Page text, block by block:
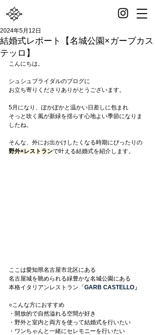
結婚式レポート【名城公園×ガーブカス
テッロ】
2024年5月12日
こんにちは。
シュシュブライダルのブログに
お立ち寄りくださりありがとうございます。
5月になり、ぽかぽかと温かい日差しに包まれ
そっと吹く風が新緑を揺らす心地よい季節になりま
したね。
そんな、外にお出かけしたくなる時期にぴったりの
野外×レストランで叶える結婚式を紹介します。
ここは愛知県名古屋市北区にある
名古屋城を眺められる緑豊かな名城公園にある
本格イタリアンレストラン「GARB CASTELLO」
○こんな方におすすめ
・開放的で自然溢れる空間が好き
・野外と室内と両方を使って結婚式を行いたい
・ワンちゃんと一緒にセレモニーを行いたい